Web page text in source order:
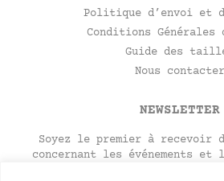
Politique d’envoi et
Conditions Générales
Guide des
Nous contacter
NEWSLETTER
Soyez le premier à recevoir
concernant les événements et